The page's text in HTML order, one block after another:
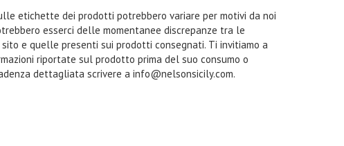
etichette dei prodotti potrebbero variare per motivi da noi
esserci delle momentanee discrepanze tra le
e quelle presenti sui prodotti consegnati. Ti invitiamo a
riportate sul prodotto prima del suo consumo o
dettagliata scrivere a info@nelsonsicily.com.